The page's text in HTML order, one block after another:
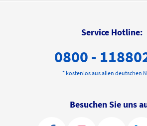
Service Hotline:
0800 -
* kostenlos aus allen deutschen
Besuchen Sie uns